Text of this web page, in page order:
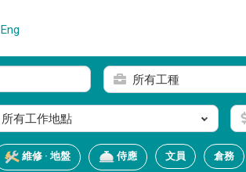
Eng
所有工種
所有工作地點
維修 · 地盤 侍應 文員 倉務